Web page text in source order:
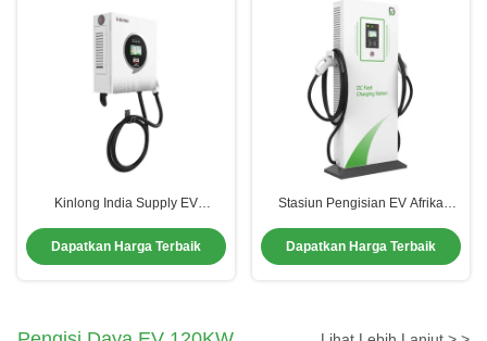
Kinlong India Supply EV
Fast EV Charger Sertifikasi CE
Untuk Stasiun Publik yang
Dapatkan Harga Terbaik
Stasiun Pengisian EV Afrika
CCS2 CCS1 Chademo Charging
Gun
Dapatkan Harga Terbaik